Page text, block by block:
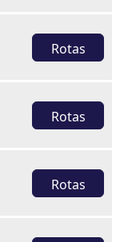
Rotas
Rotas
Rotas
Cor
Preto